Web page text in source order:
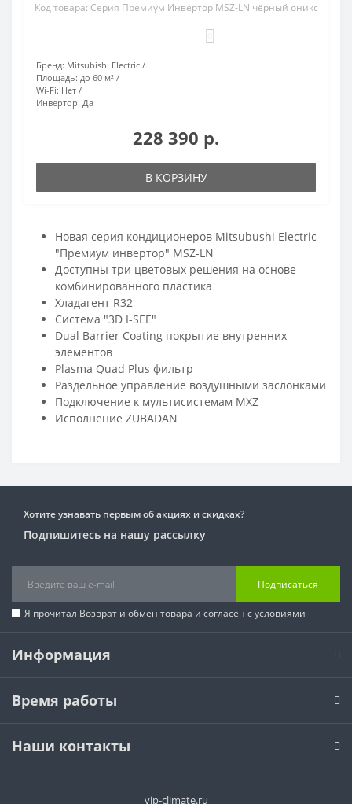
Код товара: Серия Премиум Инвертор MSZ-LN чёрный оникс
Бренд: Mitsubishi Electric
Площадь: до 60 м²
Wi-Fi: Нет
Инвертор: Да
228 390 р.
В КОРЗИНУ
Новая серия кондиционеров Mitsubushi Electric
"Премиум инвертор" MSZ-LN
Доступны три цветовых решения на основе
комбинированного пластика
Хладагент R32
Система "3D I-SEE"
Dual Barrier Coating покрытие внутренних
элементов
Plasma Quad Plus фильтр
Раздельное управление воздушными заслонками
Подключение к мультисистемам MXZ
Исполнение ZUBADAN
Хотите узнавать первым об акциях и скидках?
Подпишитесь на нашу рассылку
Подписаться
Я прочитал Возврат и обмен товара и согласен с условиями
Информация
Время работы
Наши контакты
vip-climate.ru